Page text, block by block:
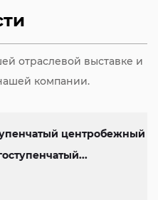
отраслевой выставке и
компании.